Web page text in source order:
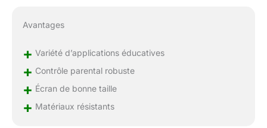
Avantages
+ Variété d’applications éducatives
+ Contrôle parental robuste
+ Écran de bonne taille
+ Matériaux résistants